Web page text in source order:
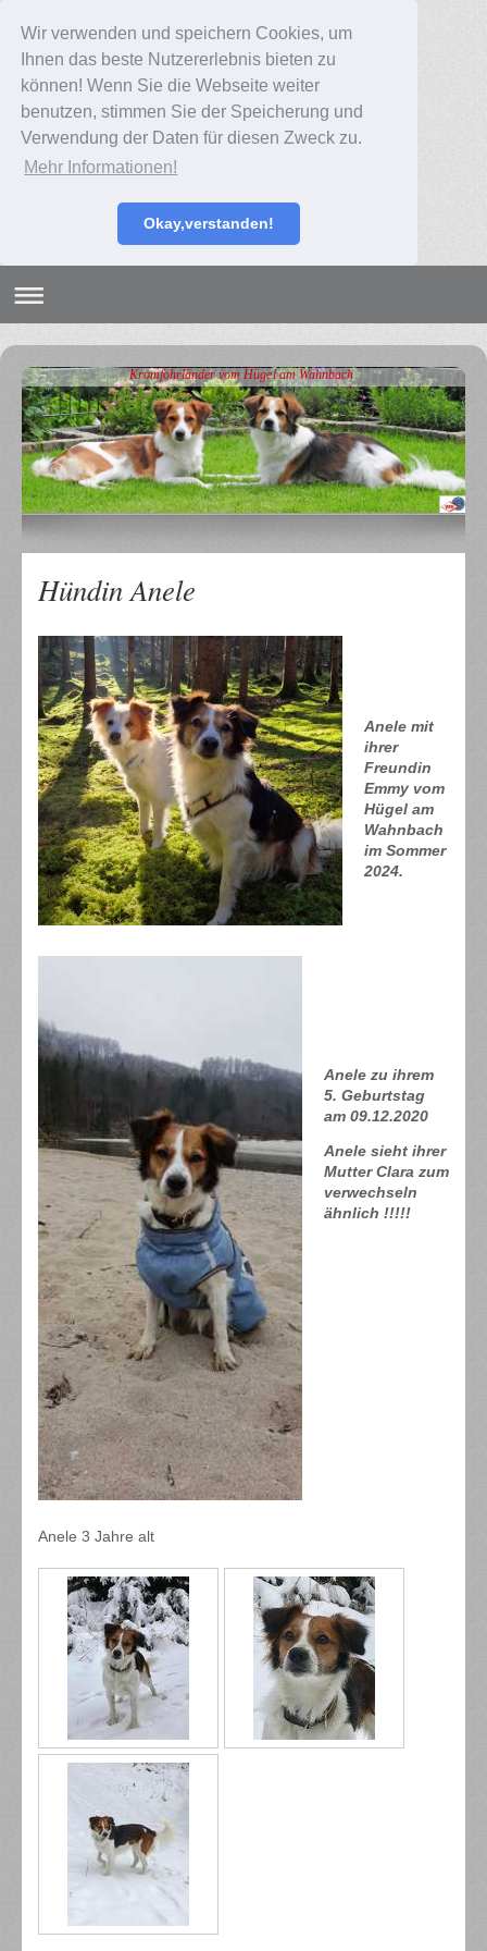
Wir verwenden und speichern Cookies, um
Ihnen das beste Nutzererlebnis bieten zu
können! Wenn Sie die Webseite weiter
benutzen, stimmen Sie der Speicherung und
Verwendung der Daten für diesen Zweck zu.
Mehr Informationen!
Okay,verstanden!
Kromfohrländer vom Hügel am Wahnbach
Hündin Anele
Anele mit
ihrer
Freundin
Emmy vom
Hügel am
Wahnbach
im Sommer
2024.
Anele zu ihrem
5. Geburtstag
am 09.12.2020
Anele sieht ihrer
Mutter Clara zum
verwechseln
ähnlich !!!!!
Anele 3 Jahre alt